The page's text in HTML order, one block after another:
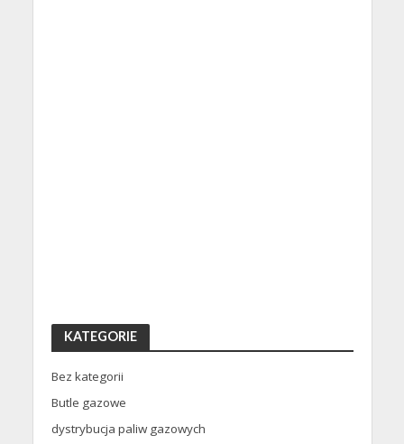
KATEGORIE
Bez kategorii
Butle gazowe
dystrybucja paliw gazowych